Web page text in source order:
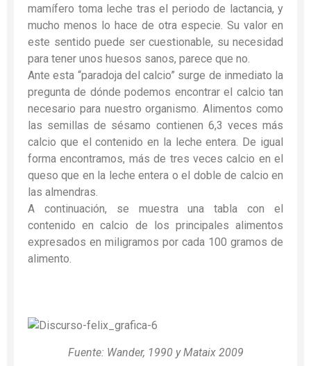
mamífero toma leche tras el periodo de lactancia, y
mucho menos lo hace de otra especie. Su valor en
este sentido puede ser cuestionable, su necesidad
para tener unos huesos sanos, parece que no.
Ante esta “paradoja del calcio” surge de inmediato la
pregunta de dónde podemos encontrar el calcio tan
necesario para nuestro organismo. Alimentos como
las semillas de sésamo contienen 6,3 veces más
calcio que el contenido en la leche entera. De igual
forma encontramos, más de tres veces calcio en el
queso que en la leche entera o el doble de calcio en
las almendras.
A continuación, se muestra una tabla con el
contenido en calcio de los principales alimentos
expresados en miligramos por cada 100 gramos de
alimento.
Fuente: Wander, 1990 y Mataix 2009